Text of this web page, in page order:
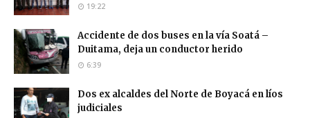
19:22
Accidente de dos buses en la vía Soatá –
Duitama, deja un conductor herido
6:39
Dos ex alcaldes del Norte de Boyacá en líos
judiciales